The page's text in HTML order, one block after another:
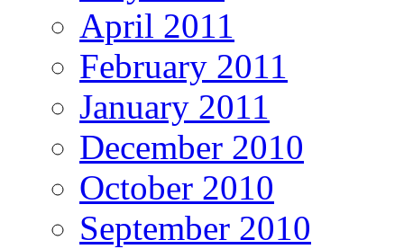
April 2011
February 2011
January 2011
December 2010
October 2010
September 2010